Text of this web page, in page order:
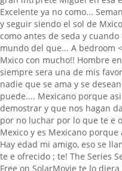
Excelente ya no como...
y seguir siendo el sol de
como antes de seda y
mundo del que... A bedroom
Mxico con mucho!! Hombre
siempre sera una de mis
nadie que se ama y se
puede.... Mexicano porque
demostrar y que nos hagan
por no luchar por lo que te e
Mexico y es Mexicano
Hay edad mi amigo, eso se
te e ofrecido ; te! The Series
Free on SolarMovie te lo